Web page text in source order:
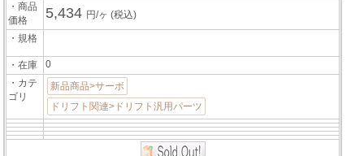
・商品
価格
5,434 円/ヶ(税込)
・規格
・在庫
0
・カテ
ゴリ
新品商品>サーボ
ドリフト関連>ドリフト汎用パーツ